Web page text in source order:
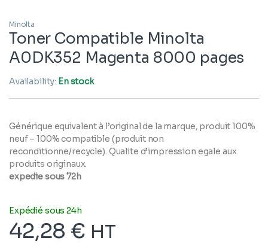
Minolta
Toner Compatible Minolta
A0DK352 Magenta 8000 pages
Availability: En stock
Générique equivalent à l’original de la marque, produit 100%
neuf – 100% compatible (produit non
reconditionne/recycle). Qualite d’impression egale aux
produits originaux.
expedie sous 72h
Expédié sous 24h
42,28 € HT